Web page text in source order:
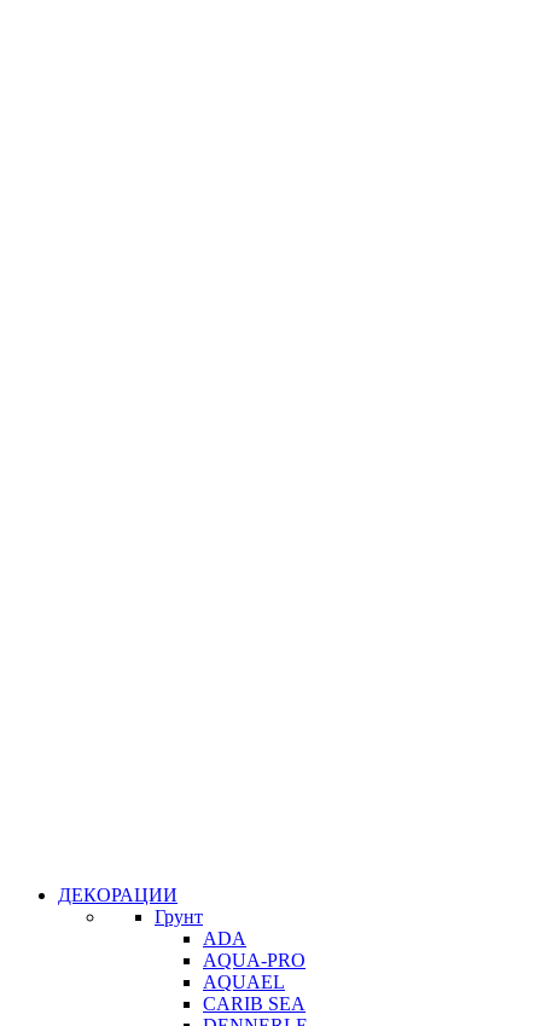
ДЕКОРАЦИИ
Грунт
ADA
AQUA-PRO
AQUAEL
CARIB SEA